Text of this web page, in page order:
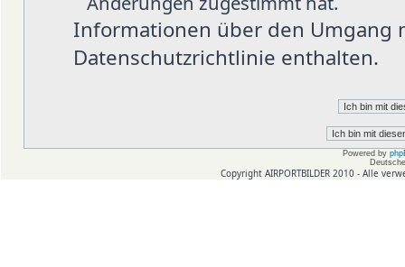
Informationen über den Umgang
Datenschutzrichtlinie enthalten.
Powered by
Copyright AIRPORTBILDER 2010 - Alle